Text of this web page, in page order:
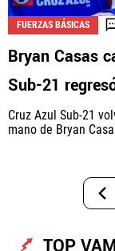
FUERZAS BÁSICAS
Bryan Casas
Sub-21
Cruz Azul Sub-21
mano de Bryan